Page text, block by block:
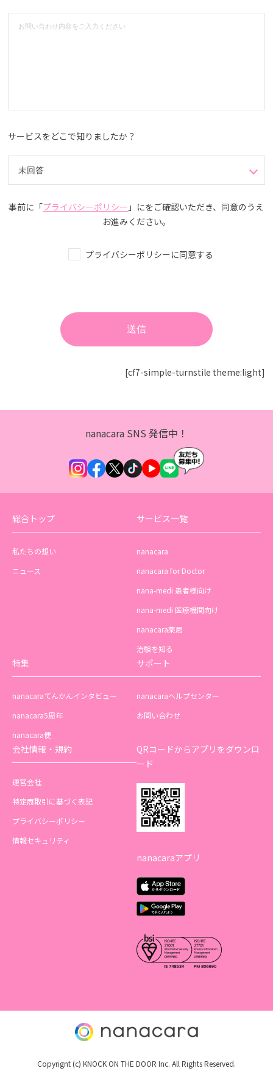
サービスをどこで知りましたか？
事前に「プライバシーポリシー 」にをご確認いただき、同意のうえ
お進みください。
プライバシーポリシーに同意する
[cf7-simple-turnstile theme:light]
nanacara SNS 発信中！
総合トップ
私たちの想い
ニュース
サービス一覧
nanacara
nanacara for Doctor
nana-medi 患者様向け
nana-medi 医療機関向け
nanacara薬局
治験を知る
特集
nanacaraてんかんインタビュー
nanacara5周年
nanacara便
サポート
nanacaraヘルプセンター
お問い合わせ
会社情報・規約
運営会社
特定商取引に基づく表記
プライバシーポリシー
情報セキュリティ
QRコードからアプリをダウンロ
ード
nanacaraアプリ
Copyrignt (c) KNOCK ON THE DOOR Inc. All Rights Reserved.